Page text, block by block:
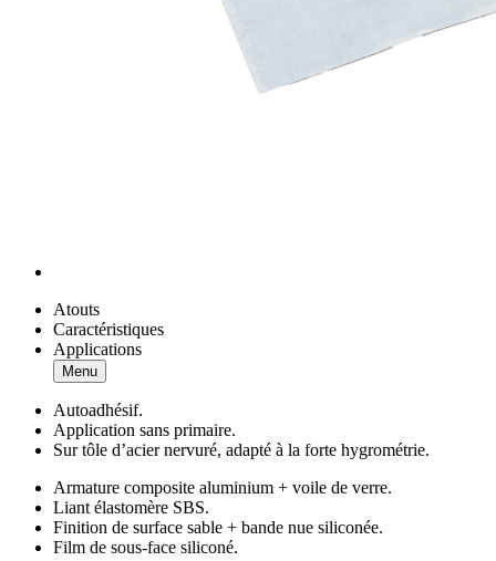
Atouts
Caractéristiques
Applications
Menu
Autoadhésif.
Application sans primaire.
Sur tôle d’acier nervuré, adapté à la forte hygrométrie.
Armature composite aluminium + voile de verre.
Liant élastomère SBS.
Finition de surface sable + bande nue siliconée.
Film de sous-face siliconé.